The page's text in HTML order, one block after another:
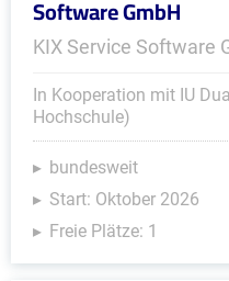
Software GmbH
KIX Service Software
In Kooperation mit IU
Hochschule)
bundesweit
Start: Oktober 2026
Freie Plätze: 1